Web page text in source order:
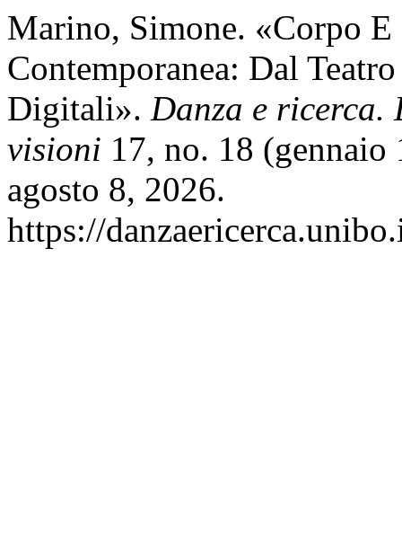
Marino, Simone. «Corpo
Contemporanea: Dal
Digitali». Danza e
visioni 17, no. 18
agosto 8, 2026.
https://